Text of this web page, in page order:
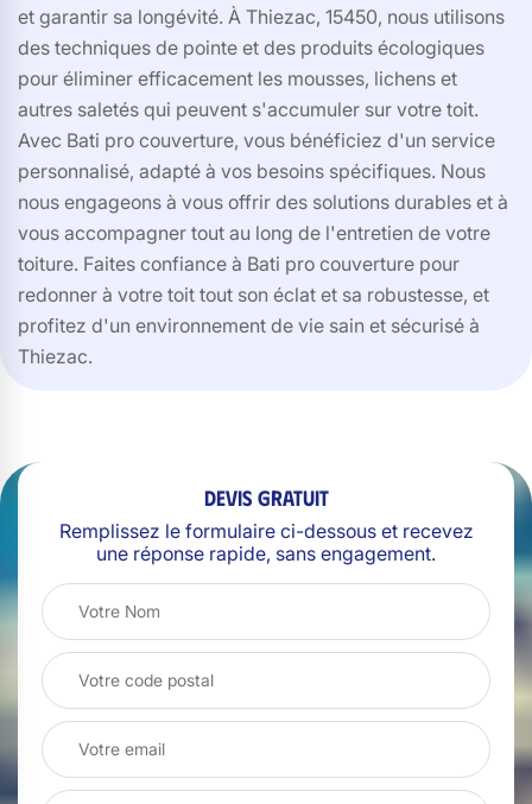
et garantir sa longévité. À Thiezac, 15450, nous utilisons
des techniques de pointe et des produits écologiques
pour éliminer efficacement les mousses, lichens et
autres saletés qui peuvent s'accumuler sur votre toit.
Avec Bati pro couverture, vous bénéficiez d'un service
personnalisé, adapté à vos besoins spécifiques. Nous
nous engageons à vous offrir des solutions durables et à
vous accompagner tout au long de l'entretien de votre
toiture. Faites confiance à Bati pro couverture pour
redonner à votre toit tout son éclat et sa robustesse, et
profitez d'un environnement de vie sain et sécurisé à
Thiezac.
Devis gratuit
Remplissez le formulaire ci-dessous et recevez
une réponse rapide, sans engagement.